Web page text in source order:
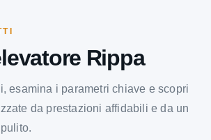
Rippa
esamina i parametri chiave e scopri
da prestazioni affidabili e da un